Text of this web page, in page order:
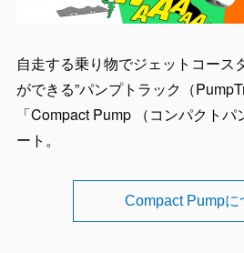
自走する乗り物でジェットコース
ができる”パンプトラック（
「Compact Pump （コンパクト
ート。
Compact Pumpに